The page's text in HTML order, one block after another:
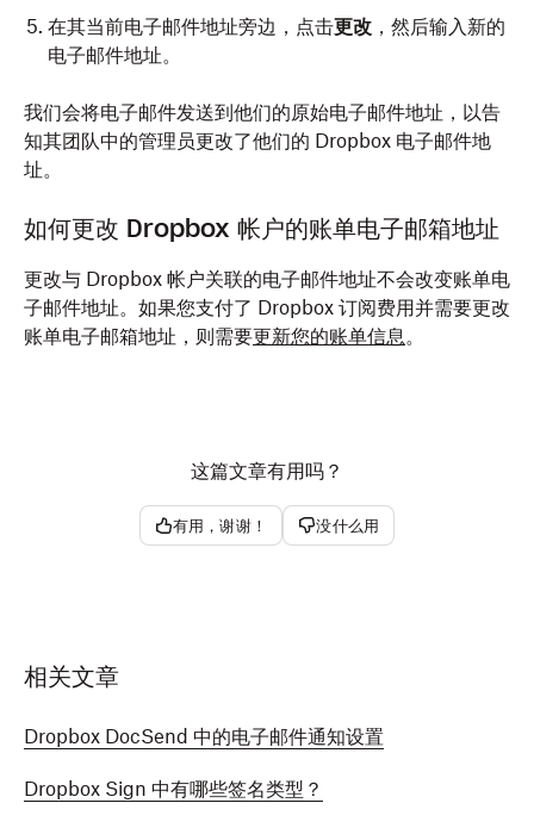
在其当前电子邮件地址旁边，点击更改 ，然后输入新的
电子邮件地址。
我们会将电子邮件发送到他们的原始电子邮件地址，以告
知其团队中的管理员更改了他们的 Dropbox 电子邮件地
址。
如何更改 Dropbox 帐户的账单电子邮箱地址
更改与 Dropbox 帐户关联的电子邮件地址不会改变账单电
子邮件地址。如果您支付了 Dropbox 订阅费用并需要更改
账单电子邮箱地址，则需要更新您的账单信息。
这篇文章有用吗？
有用，谢谢！ 没什么用
相关文章
Dropbox DocSend 中的电子邮件通知设置
Dropbox Sign 中有哪些签名类型？